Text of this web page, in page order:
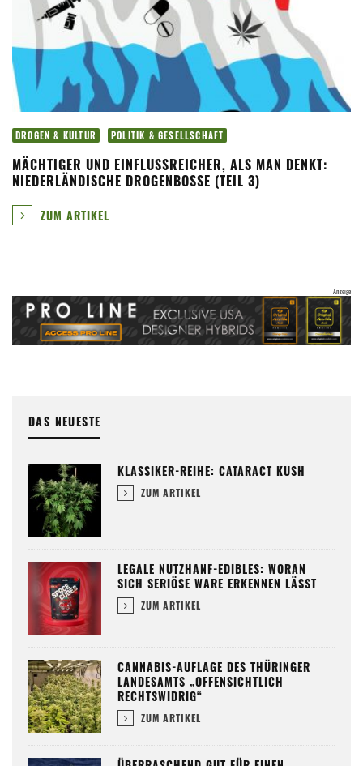
DROGEN & KULTUR POLITIK & GESELLSCHAFT
MÄCHTIGER UND EINFLUSSREICHER, ALS MAN DENKT:
NIEDERLÄNDISCHE DROGENBOSSE (TEIL 3)
ZUM ARTIKEL
DAS NEUESTE
KLASSIKER-REIHE: CATARACT KUSH
ZUM ARTIKEL
LEGALE NUTZHANF-EDIBLES: WORAN
SICH SERIÖSE WARE ERKENNEN LÄSST
ZUM ARTIKEL
CANNABIS-AUFLAGE DES THÜRINGER
LANDESAMTS „OFFENSICHTLICH
RECHTSWIDRIG“
ZUM ARTIKEL